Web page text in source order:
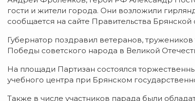
гости и жители города. Они возложили
сообщается на сайте Правительства Брянской
Губернатор поздравил ветеранов,
Победы советского народа в Великой
На площади Партизан состоялся
учебного центра при Брянском
Также в числе участников парада были